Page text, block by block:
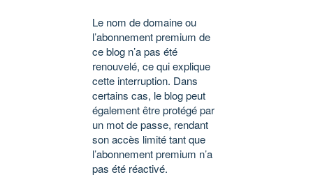
Le nom de domaine ou
l’abonnement premium de
ce blog n’a pas été
renouvelé, ce qui explique
cette interruption. Dans
certains cas, le blog peut
également être protégé par
un mot de passe, rendant
son accès limité tant que
l’abonnement premium n’a
pas été réactivé.